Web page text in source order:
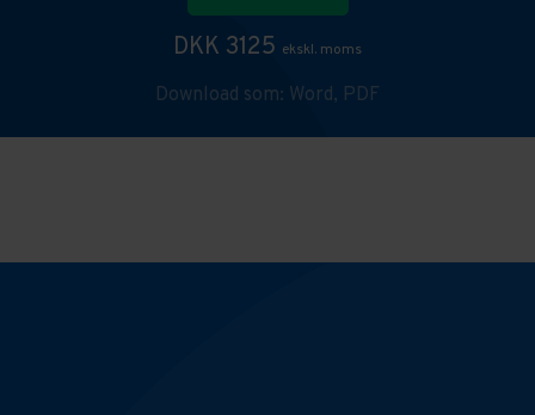
DKK 3125 ekskl. moms
Download som: Word, PDF